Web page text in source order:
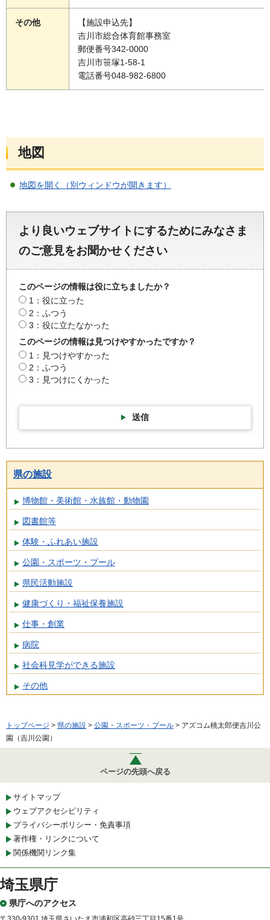
その他
【施設申込先】
吉川市総合体育館事務室
郵便番号342-0000
吉川市笹塚1-58-1
電話番号048-982-6800
地図
地図を開く（別ウィンドウが開きます）
より良いウェブサイトにするためにみなさま
のご意見をお聞かせください
このページの情報は役に立ちましたか？
1：役に立った
2：ふつう
3：役に立たなかった
このページの情報は見つけやすかったですか？
1：見つけやすかった
2：ふつう
3：見つけにくかった
送信
県の施設
博物館・美術館・水族館・動物園
図書館等
体験・ふれあい施設
公園・スポーツ・プール
県民活動施設
健康づくり・福祉保養施設
仕事・創業
病院
社会科見学ができる施設
その他
トップページ > 県の施設 > 公園・スポーツ・プール > アズコム桃太郎便吉川公
園（吉川公園）
ページの先頭へ戻る
サイトマップ
ウェブアクセシビリティ
プライバシーポリシー・免責事項
著作権・リンクについて
関係機関リンク集
埼玉県庁
県庁へのアクセス